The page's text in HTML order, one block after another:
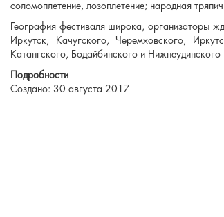
соломоплетение, лозоплетение; народная
География фестиваля широка, организаторы
Иркутск, Качугского, Черемховского,
Катангского, Бодайбинского и
Подробности
Создано: 30 августа 2017